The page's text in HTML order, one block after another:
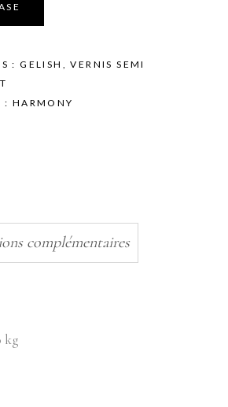
:GELISH ,VERNIS SEMI
: HARMONY
complémentaires
kg